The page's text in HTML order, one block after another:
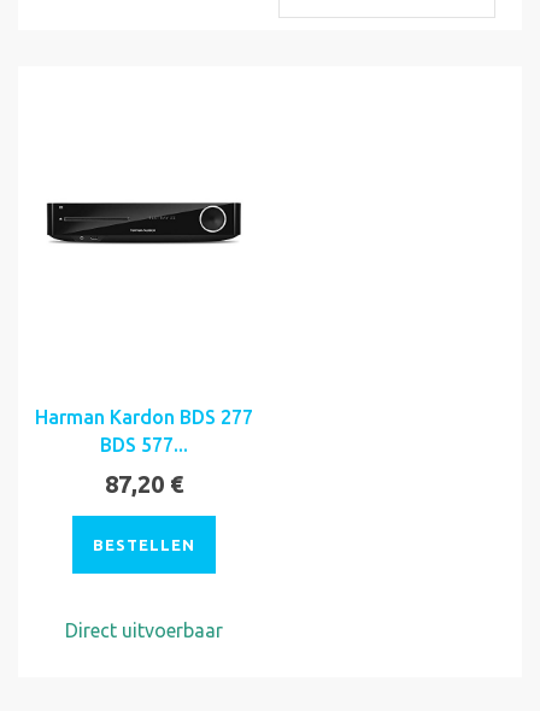
Harman Kardon BDS 277
BDS 577...
87,20 €
BESTELLEN
Direct uitvoerbaar